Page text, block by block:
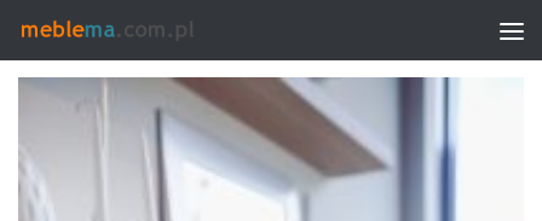
TAGGED:KOMODA DO SALONU